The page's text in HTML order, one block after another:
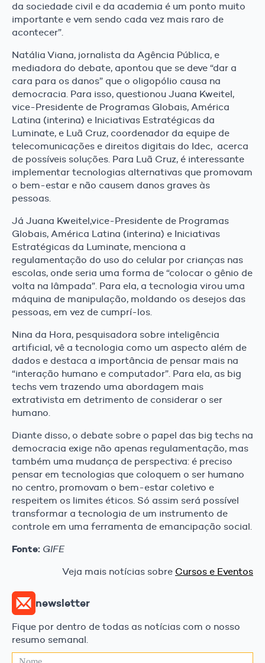
da sociedade civil e da academia é um ponto muito
importante e vem sendo cada vez mais raro de
acontecer”.
Natália Viana, jornalista da Agência Pública, e
mediadora do debate, apontou que se deve “dar a
cara para os danos” que o oligopólio causa na
democracia. Para isso, questionou Juana Kweitel,
vice-Presidente de Programas Globais, América
Latina (interina) e Iniciativas Estratégicas da
Luminate, e Luã Cruz, coordenador da equipe de
telecomunicações e direitos digitais do Idec, acerca
de possíveis soluções. Para Luã Cruz, é interessante
implementar tecnologias alternativas que promovam
o bem-estar e não causem danos graves às
pessoas.
Já Juana Kweitel,vice-Presidente de Programas
Globais, América Latina (interina) e Iniciativas
Estratégicas da Luminate, menciona a
regulamentação do uso do celular por crianças nas
escolas, onde seria uma forma de “colocar o gênio de
volta na lâmpada”. Para ela, a tecnologia virou uma
máquina de manipulação, moldando os desejos das
pessoas, em vez de cumprí-los.
Nina da Hora, pesquisadora sobre inteligência
artificial, vê a tecnologia como um aspecto além de
dados e destaca a importância de pensar mais na
“interação humano e computador”. Para ela, as big
techs vem trazendo uma abordagem mais
extrativista em detrimento de considerar o ser
humano.
Diante disso, o debate sobre o papel das big techs na
democracia exige não apenas regulamentação, mas
também uma mudança de perspectiva: é preciso
pensar em tecnologias que coloquem o ser humano
no centro, promovam o bem-estar coletivo e
respeitem os limites éticos. Só assim será possível
transformar a tecnologia de um instrumento de
controle em uma ferramenta de emancipação social.
Fonte: GIFE
Veja mais notícias sobre Cursos e Eventos
newsletter
Fique por dentro de todas as notícias com o nosso
resumo semanal.